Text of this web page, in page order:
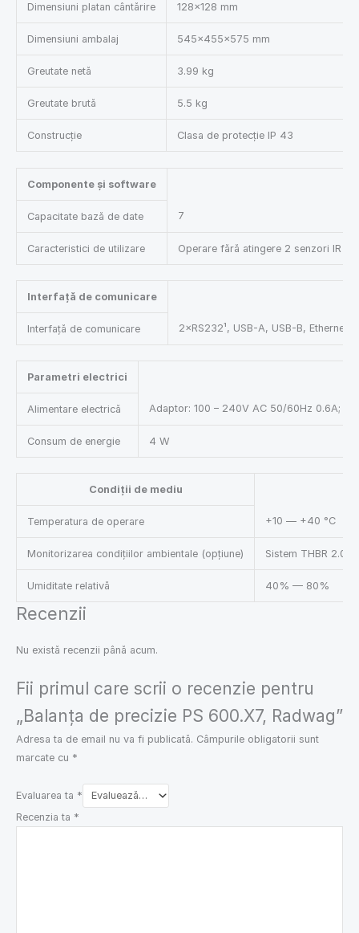
Dimensiuni platan cântărire 128×128 mm
Dimensiuni ambalaj 545×455×575 mm
Greutate netă 3.99 kg
Greutate brută 5.5 kg
Construcție Clasa de protecție IP 43
Componente și software
Capacitate bază de date 7
Caracteristici de utilizare Operare fără atingere 2 senzori IR
Interfață de comunicare
Interfață de comunicare 2×RS232¹, USB-A, USB-B, Ethernet,
Parametri electrici
Alimentare electrică Adaptor: 100 – 240V AC 50/60Hz 0.6A;
Consum de energie 4 W
Condiții de mediu
Temperatura de operare +10 — +40 °C
Monitorizarea condițiilor ambientale (opțiune) Sistem THBR 2.0,
Umiditate relativă 40% — 80%
Recenzii
Nu există recenzii până acum.
Fii primul care scrii o recenzie pentru
„Balanța de precizie PS 600.X7, Radwag”
Adresa ta de email nu va fi publicată. Câmpurile obligatorii sunt
marcate cu *
Evaluarea ta *
Recenzia ta *